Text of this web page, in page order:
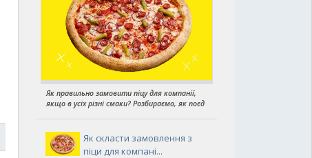
Як правильно замовити піцу для компанії,
якщо в усіх різні смаки? Розбираємо, як поєд
Як скласти замовлення з
піци для компані...